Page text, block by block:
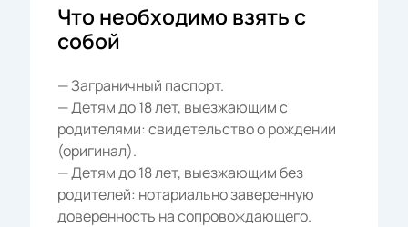
Что необходимо взять с
собой
— Заграничный паспорт.
— Детям до 18 лет, выезжающим с
родителями: свидетельство о рождении
(оригинал).
— Детям до 18 лет, выезжающим без
родителей: нотариально заверенную
доверенность на сопровождающего.